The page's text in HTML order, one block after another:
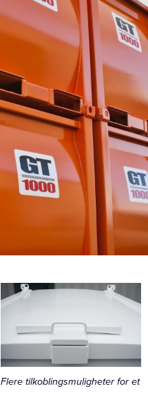
Flere tilkoblingsmuligheter for et